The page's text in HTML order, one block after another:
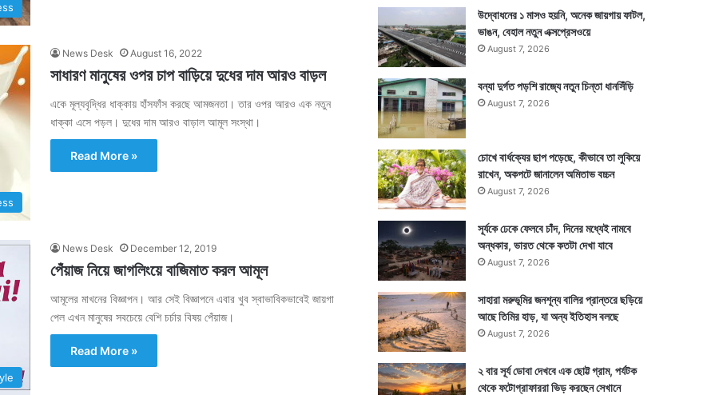
News Desk August 16, 2022
সাধারণ মানুষের ওপর চাপ বাড়িয়ে দুধের দাম আরও বাড়ল
একে মূল্যবৃদ্ধির ধাক্কায় হাঁসফাঁস করছে আমজনতা। তার ওপর আরও এক নতুন
ধাক্কা এসে পড়ল। দুধের দাম আরও বাড়াল আমূল সংস্থা।
Read More »
News Desk December 12, 2019
পেঁয়াজ নিয়ে জাগলিংয়ে বাজিমাত করল আমূল
আমূলের মাখনের বিজ্ঞাপন। আর সেই বিজ্ঞাপনে এবার খুব স্বাভাবিকভাবেই জায়গা
পেল এখন মানুষের সবচেয়ে বেশি চর্চার বিষয় পেঁয়াজ।
Read More »
উদ্বোধনের ১ মাসও হয়নি, অনেক জায়গায় ফাটল,
ভাঙন, বেহাল নতুন এক্সপ্রেসওয়ে
August 7, 2026
বন্যা দুর্গত পড়শি রাজ্যে নতুন চিন্তা ধানসিঁড়ি
August 7, 2026
চোখে বার্ধক্যের ছাপ পড়েছে, কীভাবে তা লুকিয়ে
রাখেন, অকপটে জানালেন অমিতাভ বচ্চন
August 7, 2026
সূর্যকে ঢেকে ফেলবে চাঁদ, দিনের মধ্যেই নামবে
অন্ধকার, ভারত থেকে কতটা দেখা যাবে
August 7, 2026
সাহারা মরুভূমির জনশূন্য বালির প্রান্তরে ছড়িয়ে
আছে তিমির হাড়, যা অন্য ইতিহাস বলছে
August 7, 2026
২ বার সূর্য ডোবা দেখবে এক ছোট্ট গ্রাম, পর্যটক
থেকে ফটোগ্রাফাররা ভিড় করছেন সেখানে